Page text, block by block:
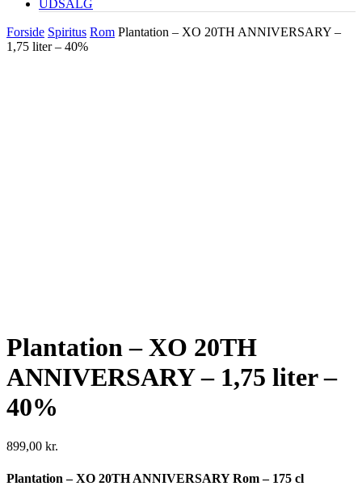
UDSALG
Forside Spiritus Rom Plantation – XO 20TH ANNIVERSARY –
1,75 liter – 40%
Plantation – XO 20TH
ANNIVERSARY – 1,75 liter –
40%
899,00 kr.
Plantation – XO 20TH ANNIVERSARY Rom – 175 cl